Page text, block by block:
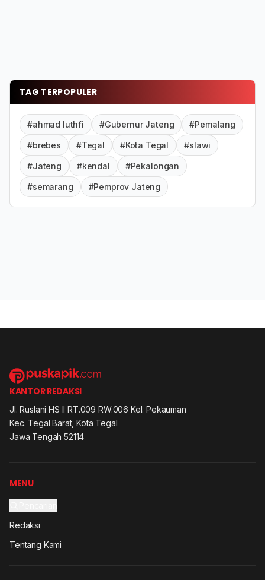
TAG TERPOPULER
#ahmad luthfi #Gubernur Jateng #Pemalang
#brebes #Tegal #Kota Tegal #slawi
#Jateng #kendal #Pekalongan
#semarang #Pemprov Jateng
KANTOR REDAKSI
Jl. Ruslani HS II RT.009 RW.006 Kel. Pekauman
Kec. Tegal Barat, Kota Tegal
Jawa Tengah 52114
MENU
Redaksi
Tentang Kami